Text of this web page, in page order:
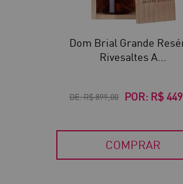
Dom Brial Grande
Rivesaltes A...
DE:R$ 899,00 POR: R$
COMPRAR